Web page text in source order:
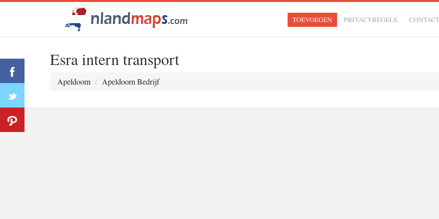
TOEVOEGEN PRIVACYREGELS
Esra intern transport
Apeldoorn Apeldoorn Bedrijf